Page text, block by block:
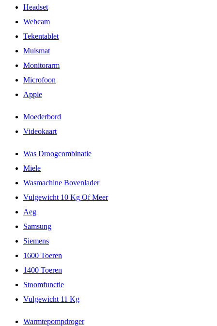
Headset
Webcam
Tekentablet
Muismat
Monitorarm
Microfoon
Apple
Moederbord
Videokaart
Was Droogcombinatie
Miele
Wasmachine Bovenlader
Vulgewicht 10 Kg Of Meer
Aeg
Samsung
Siemens
1600 Toeren
1400 Toeren
Stoomfunctie
Vulgewicht 11 Kg
Warmtepompdroger